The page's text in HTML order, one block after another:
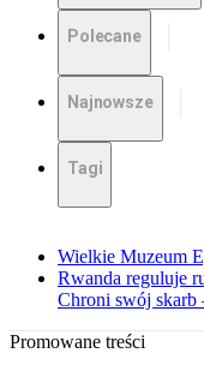
Polecane
Najnowsze
Tagi
Wielkie Muzeum
Rwanda reguluje
Chroni swój skarb
Promowane treści